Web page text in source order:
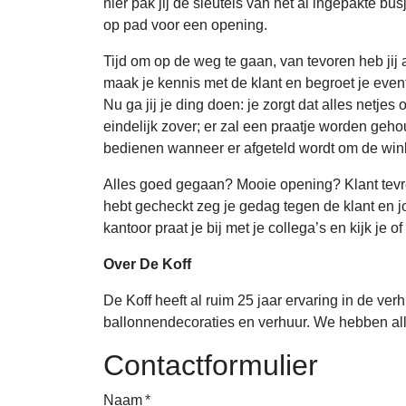
hier pak jij de sleutels van het al ingepakte
op pad voor een opening.
Tijd om op de weg te gaan, van tevoren heb
maak je kennis met de klant en begroet je
Nu ga jij je ding doen: je zorgt dat alles netjes
eindelijk zover; er zal een praatje worden
bedienen wanneer er afgeteld wordt om de
Alles goed gegaan? Mooie opening? Klant
hebt gecheckt zeg je gedag tegen de klant en
kantoor praat je bij met je collega’s en kijk je
Over De Koff
De Koff heeft al ruim 25 jaar ervaring in de
ballonnendecoraties en verhuur. We hebben
Contactformulier
Naam